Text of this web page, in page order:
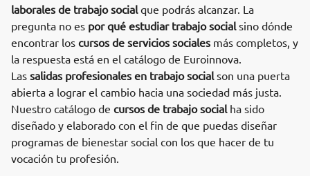
laborales de trabajo socialque podrás alcanzar. La
pregunta no es por qué estudiar trabajo socialsino dónde
encontrar los cursos de servicios sociales más completos, y
la respuesta está en el catálogo de Euroinnova.
Las salidas profesionales en trabajo socialson una puerta
abierta a lograr el cambio hacia una sociedad más justa.
Nuestro catálogo de cursos de trabajo socialha sido
diseñado y elaborado con el fin de que puedas diseñar
programas de bienestar social con los que hacer de tu
vocación tu profesión.